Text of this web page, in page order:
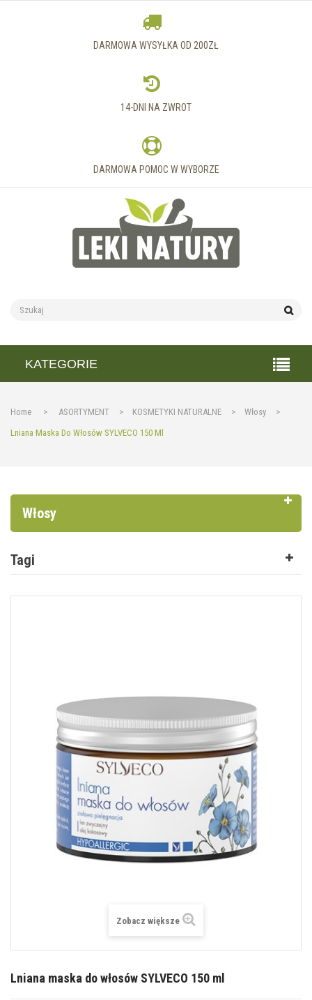
DARMOWA WYSYŁKA OD 200ZŁ
14-DNI NA ZWROT
DARMOWA POMOC W WYBORZE
KATEGORIE
Home > ASORTYMENT > KOSMETYKI NATURALNE > Włosy
>
Lniana Maska Do Włosów SYLVECO 150 Ml
Włosy
Tagi
Zobacz większe
Lniana maska do włosów SYLVECO 150 ml